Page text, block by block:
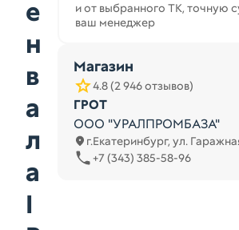
е
н
в
а
л
а
I
и от выбранного ТК, точную
ваш менеджер
Магазин
4.8 (2 946 отзывов)
ГРОТ
ООО "УРАЛПРОМБАЗА"
г.Екатеринбург, ул.
+7 (343) 385-58-96